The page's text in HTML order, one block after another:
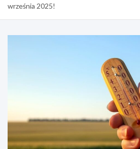
września 2025!